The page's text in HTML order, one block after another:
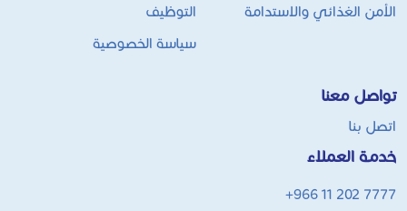
الأمن الغذائي والاستدامة
التوظيف
سياسة الخصوصية
تواصل معنا
اتصل بنا
خدمة العملاء
+966 11 202 7777